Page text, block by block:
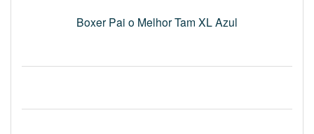
Boxer Pai o Melhor Tam XL Azul